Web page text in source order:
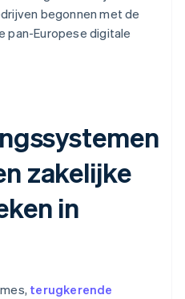
begonnen met de
pan-Europese digitale
zakelijke
in
terugkerende